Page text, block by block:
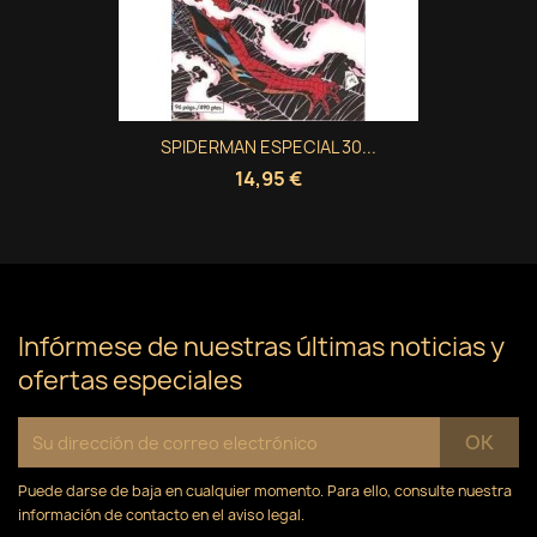
SPIDERMAN ESPECIAL 30...
14,95 €
Infórmese de nuestras últimas noticias y
ofertas especiales
Puede darse de baja en cualquier momento. Para ello, consulte nuestra
información de contacto en el aviso legal.